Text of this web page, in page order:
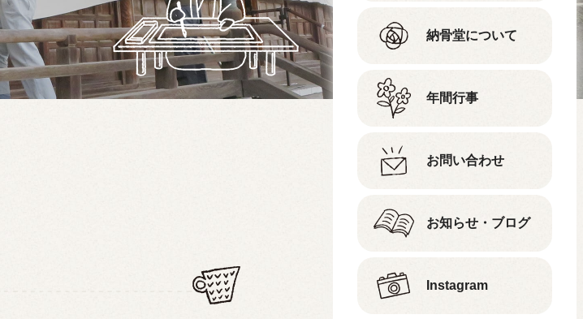
納骨堂について
年間行事
お問い合わせ
お知らせ・ブログ
Instagram